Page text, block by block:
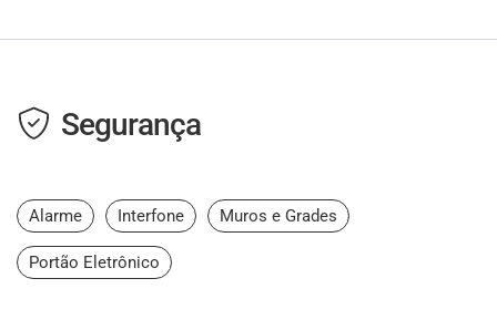
Segurança
Alarme Interfone Muros e Grades
Portão Eletrônico